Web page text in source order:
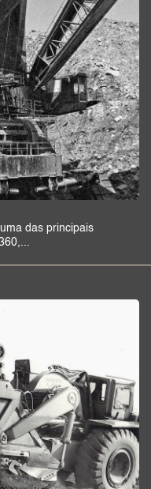
das principais